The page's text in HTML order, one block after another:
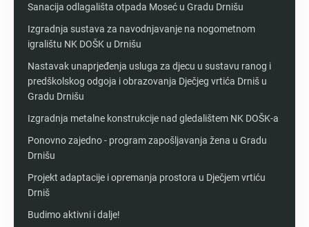
Sanacija odlagališta otpada Moseć u Gradu Drnišu
Izgradnja sustava za navodnjavanje na nogometnom
igralištu NK DOŠK u Drnišu
Nastavak unaprjeđenja usluga za djecu u sustavu ranog i
predškolskog odgoja i obrazovanja Dječjeg vrtića Drniš u
Gradu Drnišu
Izgradnja metalne konstrukcije nad gledalištem NK DOŠK-a
Ponovno zajedno - program zapošljavanja žena u Gradu
Drnišu
Projekt adaptacije i opremanja prostora u Dječjem vrtiću
Drniš
Budimo aktivni i dalje!